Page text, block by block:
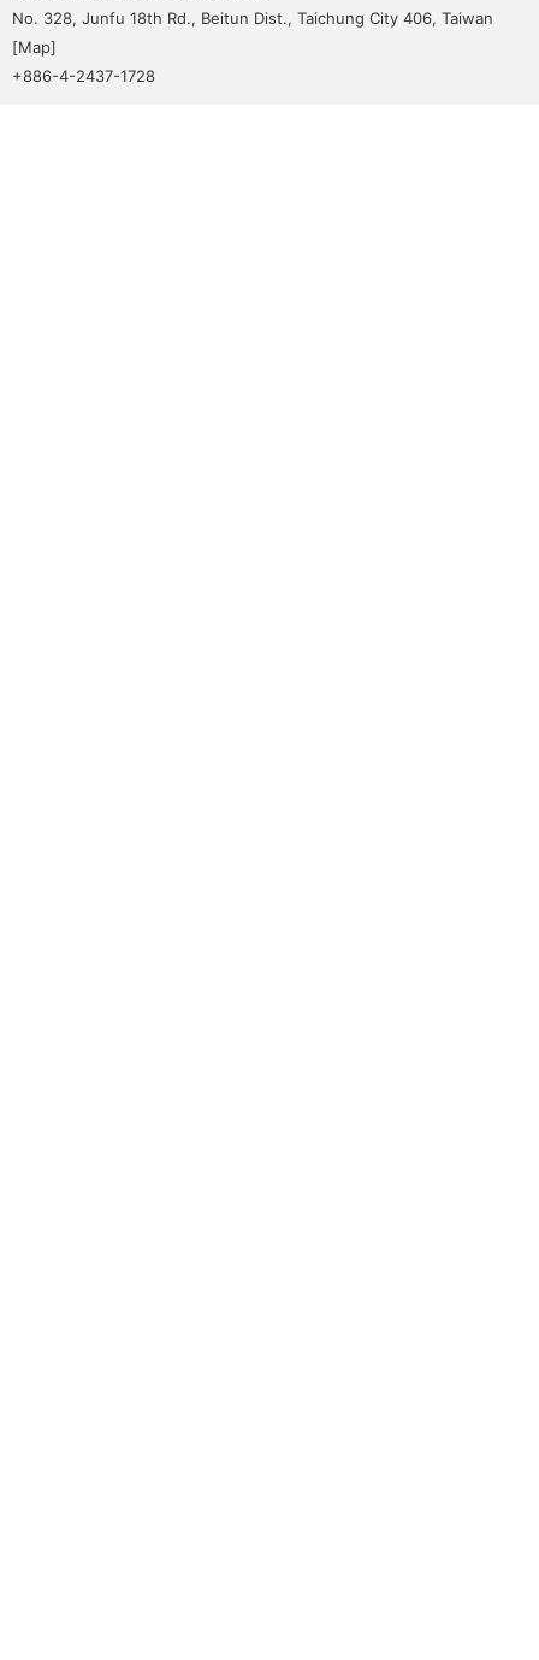
No. 328, Junfu 18th Rd., Beitun Dist., Taichung City 406, Taiwan
[Map]
+886-4-2437-1728